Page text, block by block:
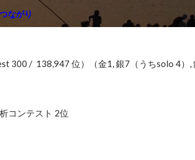
つながり
300 /  138,947 位）（金1, 銀7（うちsolo 4）,
コンテスト 2位